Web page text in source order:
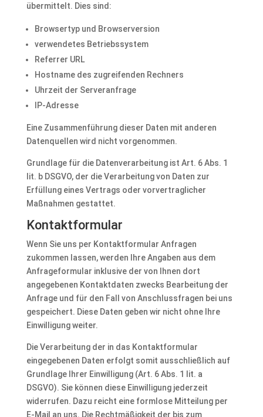
übermittelt. Dies sind:
Browsertyp und Browserversion
verwendetes Betriebssystem
Referrer URL
Hostname des zugreifenden Rechners
Uhrzeit der Serveranfrage
IP-Adresse
Eine Zusammenführung dieser Daten mit anderen
Datenquellen wird nicht vorgenommen.
Grundlage für die Datenverarbeitung ist Art. 6 Abs. 1
lit. b DSGVO, der die Verarbeitung von Daten zur
Erfüllung eines Vertrags oder vorvertraglicher
Maßnahmen gestattet.
Kontaktformular
Wenn Sie uns per Kontaktformular Anfragen
zukommen lassen, werden Ihre Angaben aus dem
Anfrageformular inklusive der von Ihnen dort
angegebenen Kontaktdaten zwecks Bearbeitung der
Anfrage und für den Fall von Anschlussfragen bei uns
gespeichert. Diese Daten geben wir nicht ohne Ihre
Einwilligung weiter.
Die Verarbeitung der in das Kontaktformular
eingegebenen Daten erfolgt somit ausschließlich auf
Grundlage Ihrer Einwilligung (Art. 6 Abs. 1 lit. a
DSGVO). Sie können diese Einwilligung jederzeit
widerrufen. Dazu reicht eine formlose Mitteilung per
E-Mail an uns. Die Rechtmäßigkeit der bis zum